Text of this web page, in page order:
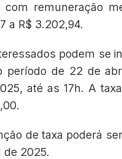
com remuneração
a R$ 3.202,94.
podem se
período de 22 de
até as 17h. A
de taxa poderá
de 2025.